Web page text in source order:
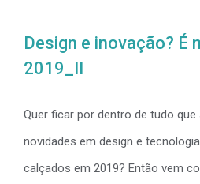
Design e inovação? É
2019_II
Quer ficar por dentro de tudo
novidades em design e
calçados em 2019? Então vem